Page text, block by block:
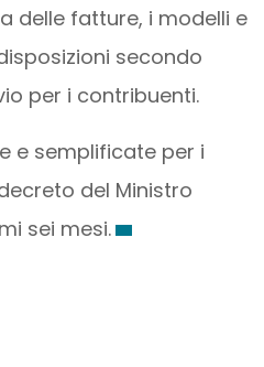
delle fatture, i modelli e
secondo
per i contribuenti.
e semplificate per i
del Ministro
sei mesi.